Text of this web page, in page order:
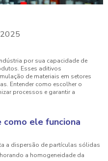
por sua capacidade de
Esses aditivos
de materiais em setores
Entender como escolher o
processos e garantir a
como ele funciona
a dispersão de partículas sólidas
a homogeneidade da